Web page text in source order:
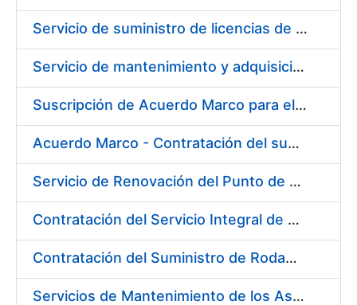
Show/Hide
Servicio de suministro de licencias de productos BES12
Servicio de mantenimiento y adquisición de las tapas automáticas HYGOLET instaladas en la FNMT-RCM de Madrid, y el suministro de rollos de plásticos originales
Suscripción de Acuerdo Marco para el Suministro de Material de Ferretería para la Entidad Pública Empresarial Fábrica Nacional de Moneda y Timbre-Real Casa de la Moneda (FNMT-RCM)
Acuerdo Marco - Contratación del suministro de Material de Electricidad para la Fábrica de papel de Burgos. PA AM /FP/004/2020-2021
Servicio de Renovación del Punto de Venta de la Tienda del Museo de la FNMT-RCM
Contratación del Servicio Integral de Cardioprotección para sus Sedes de Madrid y Burgos
Contratación del Suministro de Rodamientos y Material de Transmisiones para la Fábrica Nacional de Moneda y Timbre - Real Casa de la Moneda
Servicios de Mantenimiento de los Ascensores, Montacargas y Plataformas de Minusválidos instalados en la Fábrica de Papel de Burgos